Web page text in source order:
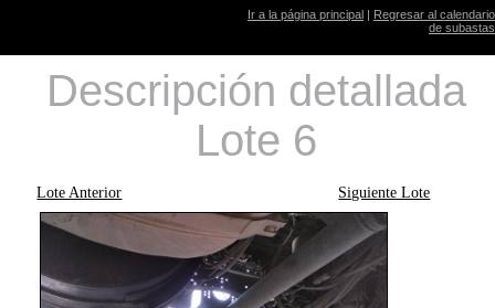
Ir a la página principal | Regresar al calendario
de subastas
Descripción detallada
Lote 6
Lote Anterior Siguiente Lote